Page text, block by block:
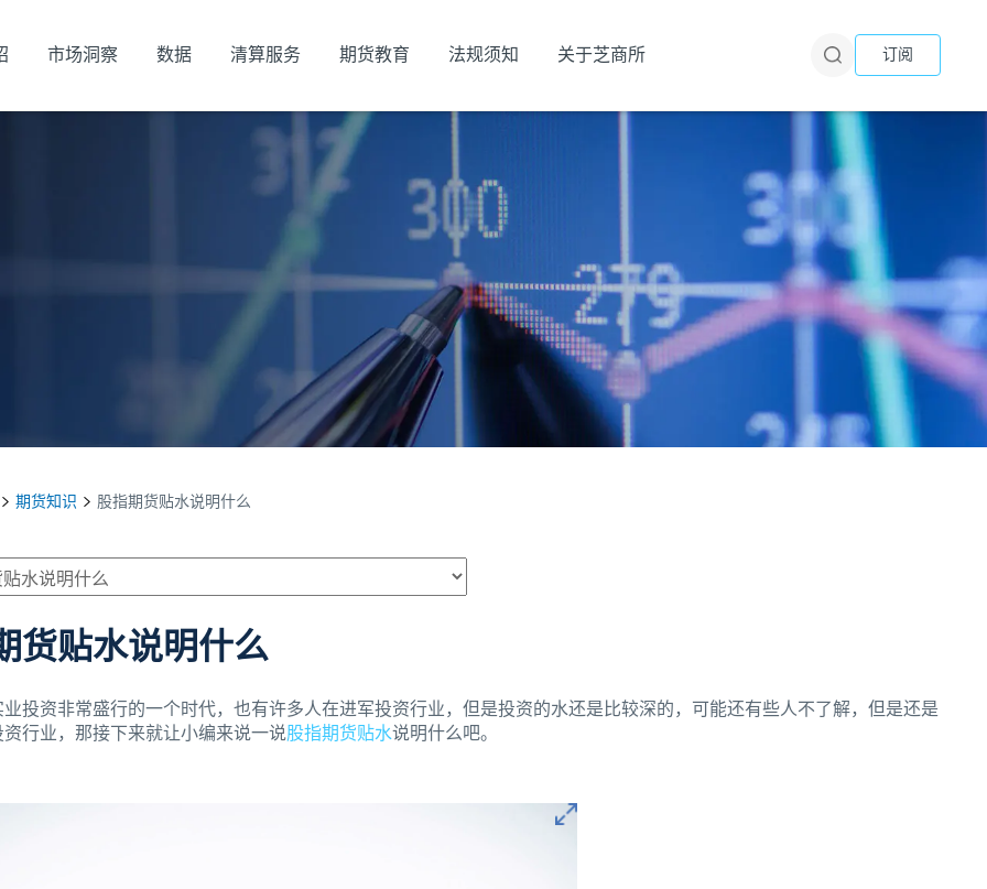
市场洞察 数据 清算服务 期货教育 法规须知 关于芝商所 订阅
期货知识 股指期货贴水说明什么
货贴水说明什么
投资非常盛行的一个时代，也有许多人在进军投资行业，但是投资的水还是比较深的，可能还有些人不了解，但是还是
行业，那接下来就让小编来说一说股指期货贴水说明什么吧。